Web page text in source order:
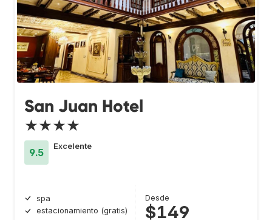
San Juan Hotel
★★★★
9.5
Excelente
spa
estacionamiento (gratis)
Desde
$149